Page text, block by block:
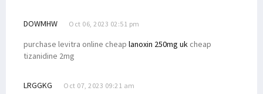
DOWMHW Oct 06, 2023 02:51 pm
purchase levitra online cheap lanoxin 250mg uk cheap
tizanidine 2mg
LRGGKG Oct 07, 2023 09:21 am